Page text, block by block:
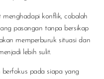
menghadapi konflik, cobalah
pasangan tanpa bersikap
memperburuk situasi dan
lebih sulit.
berfokus pada siapa yang